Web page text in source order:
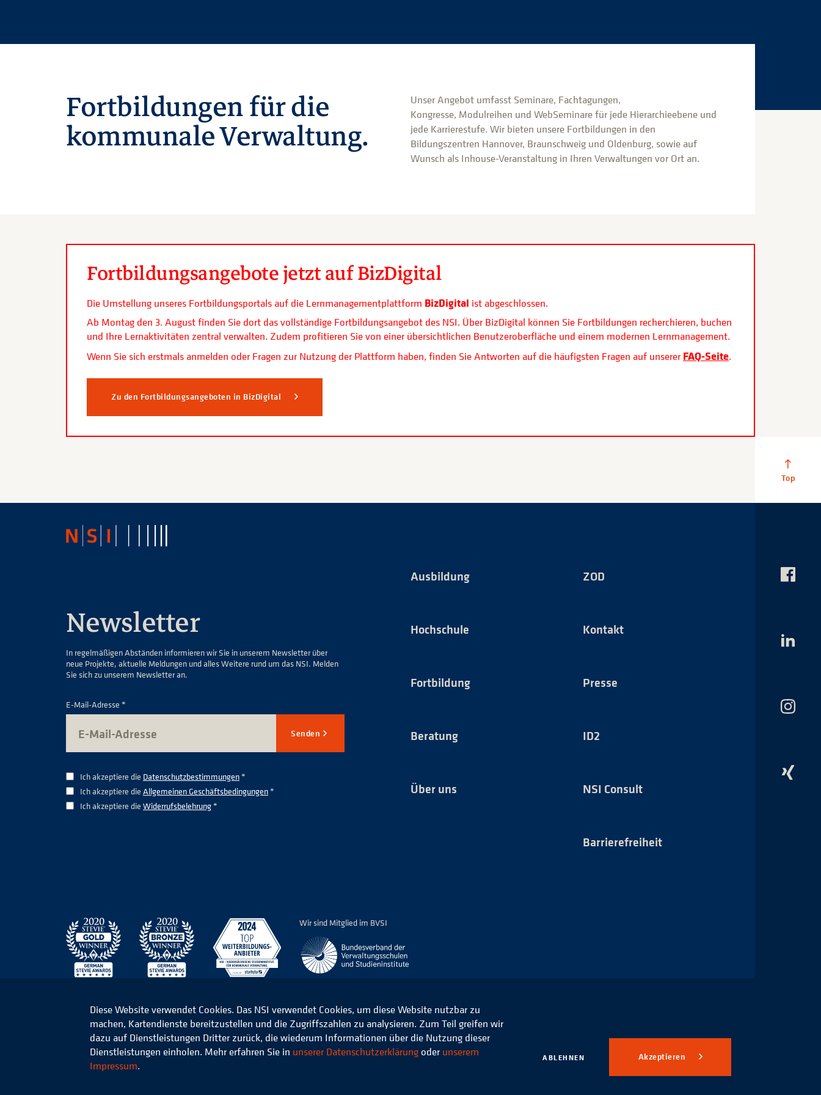
Fortbildungen für die
kommunale Verwaltung.
Unser Angebot umfasst Seminare, Fachtagungen,
Kongresse, Modulreihen und WebSeminare für jede Hierarchieebene und
jede Karrierestufe. Wir bieten unsere Fortbildungen in den
Bildungszentren Hannover, Braunschweig und Oldenburg, sowie auf
Wunsch als Inhouse-Veranstaltung in Ihren Verwaltungen vor Ort an.
Fortbildungsangebote jetzt auf BizDigital
Die Umstellung unseres Fortbildungsportals auf die Lernmanagementplattform BizDigital ist abgeschlossen.
Ab Montag den 3. August finden Sie dort das vollständige Fortbildungsangebot des NSI. Über BizDigital können Sie Fortbildungen recherchieren, buchen
und Ihre Lernaktivitäten zentral verwalten. Zudem profitieren Sie von einer übersichtlichen Benutzeroberfläche und einem modernen Lernmanagement.
Wenn Sie sich erstmals anmelden oder Fragen zur Nutzung der Plattform haben, finden Sie Antworten auf die häufigsten Fragen auf unserer FAQ-Seite.
Zu den Fortbildungsangeboten in BizDigital
Newsletter
In regelmäßigen Abständen informieren wir Sie in unserem Newsletter über
neue Projekte, aktuelle Meldungen und alles Weitere rund um das NSI. Melden
Sie sich zu unserem Newsletter an.
E-Mail-Adresse *
Senden
Ich akzeptiere die Datenschutzbestimmungen*
Ich akzeptiere die Allgemeinen Geschäftsbedingungen*
Ich akzeptiere die Widerrufsbelehrung*
Ausbildung
Hochschule
Fortbildung
Beratung
Über uns
ZOD
Kontakt
Presse
ID2
NSI Consult
Barrierefreiheit
Wir sind Mitglied im BVSI
Das
Das
Das
Das
© 2026 Niedersächsisches Studieninstitut für kommunale Verwaltung e.V. Datenschutz
Diese Website verwendet Cookies. Das NSI verwendet Cookies, um diese Website nutzbar zu
machen, Kartendienste bereitzustellen und die Zugriffszahlen zu analysieren. Zum Teil greifen wir
dazu auf Dienstleistungen Dritter zurück, die wiederum Informationen über die Nutzung dieser
Dienstleistungen einholen. Mehr erfahren Sie in unserer Datenschutzerklärung oder unserem
Impressum.
ABLEHNEN Akzeptieren